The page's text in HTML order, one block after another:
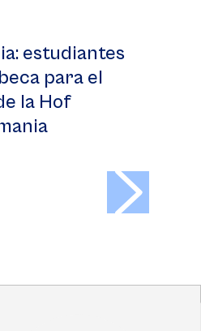
estudiantes
para el
la Hof